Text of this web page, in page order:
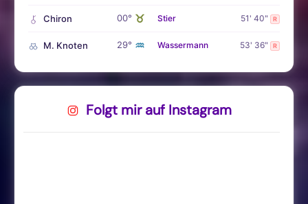
Chiron 00° ♉ Stier 51' 40" R
M. Knoten 29° ♒ Wassermann 53' 36" R
Folgt mir auf Instagram